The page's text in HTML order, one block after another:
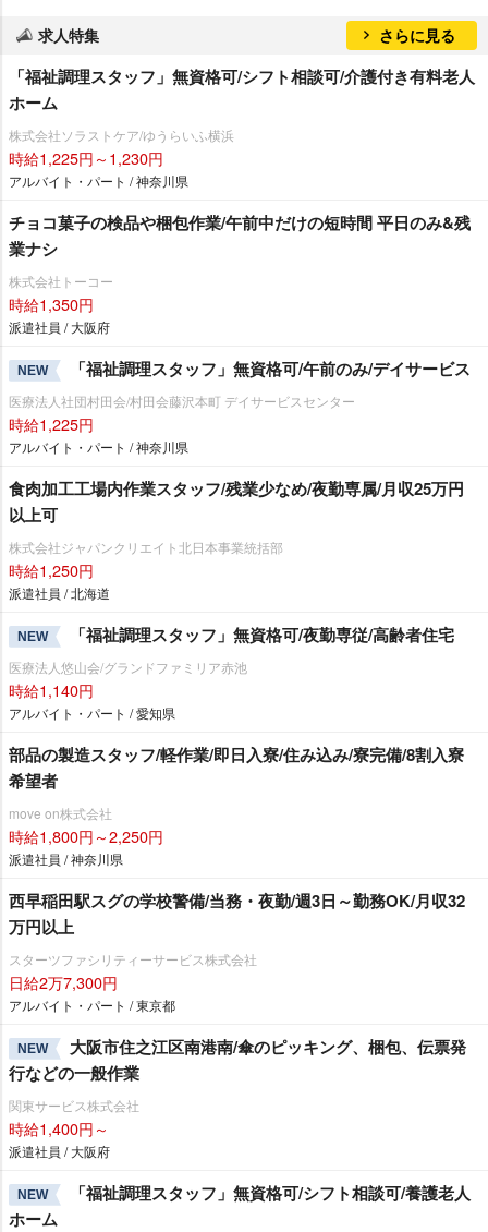
求人特集 さらに見る
「福祉調理スタッフ」無資格可/シフト相談可/介護付き有料老人
ホーム
株式会社ソラストケア/ゆうらいふ横浜
時給1,225円～1,230円
アルバイト・パート / 神奈川県
チョコ菓子の検品や梱包作業/午前中だけの短時間 平日のみ&残
業ナシ
株式会社トーコー
時給1,350円
派遣社員 / 大阪府
NEW 「福祉調理スタッフ」無資格可/午前のみ/デイサービス
医療法人社団村田会/村田会藤沢本町 デイサービスセンター
時給1,225円
アルバイト・パート / 神奈川県
食肉加工工場内作業スタッフ/残業少なめ/夜勤専属/月収25万円
以上可
株式会社ジャパンクリエイト北日本事業統括部
時給1,250円
派遣社員 / 北海道
NEW 「福祉調理スタッフ」無資格可/夜勤専従/高齢者住宅
医療法人悠山会/グランドファミリア赤池
時給1,140円
アルバイト・パート / 愛知県
部品の製造スタッフ/軽作業/即日入寮/住み込み/寮完備/8割入寮
希望者
move on株式会社
時給1,800円～2,250円
派遣社員 / 神奈川県
西早稲田駅スグの学校警備/当務・夜勤/週3日～勤務OK/月収32
万円以上
スターツファシリティーサービス株式会社
日給2万7,300円
アルバイト・パート / 東京都
NEW
大阪市住之江区南港南/傘のピッキング、梱包、伝票発
行などの一般作業
関東サービス株式会社
時給1,400円～
派遣社員 / 大阪府
NEW
「福祉調理スタッフ」無資格可/シフト相談可/養護老人
ホーム